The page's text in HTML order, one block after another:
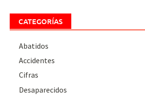
CATEGORÍAS
Abatidos
Accidentes
Cifras
Desaparecidos